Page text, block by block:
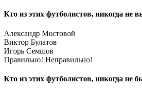
Кто из этих футболистов, никогда не
Александр Мостовой
Виктор Булатов
Игорь Семшов
Правильно! Неправильно!
Кто из этих футболистов, никогда не